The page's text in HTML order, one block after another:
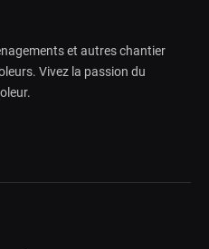
et autres chantier
Vivez la passion du